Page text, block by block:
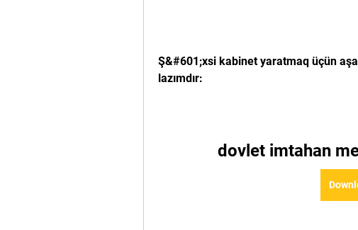
Ş&#601;xsi kabinet yaratmaq üçün
lazımdır:
dovlet imtahan